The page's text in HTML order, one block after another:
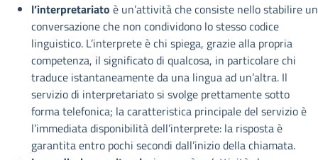
l’interpretariato è un’attività che consiste nello stabilire
conversazione che non condividono lo stesso codice
linguistico. L’interprete è chi spiega, grazie alla propria
competenza, il significato di qualcosa, in particolare chi
traduce istantaneamente da una lingua ad un’altra. Il
servizio di interpretariato si svolge prettamente sotto
forma telefonica; la caratteristica principale del servizio è
l’immediata disponibilità dell’interprete: la risposta è
garantita entro pochi secondi dall’inizio della chiamata.